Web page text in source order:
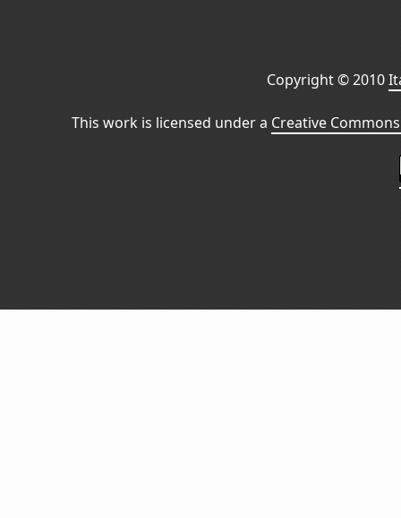
Copyright © 2010
This work is licensed under a Creative